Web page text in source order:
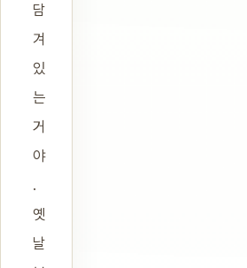
담
겨
있
는
거
야
.
옛
날